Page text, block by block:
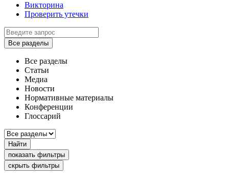
Викторина
Проверить утечки
Все разделы
Все разделы
Статьи
Медиа
Новости
Нормативные материалы
Конференции
Глоссарий
Найти
показать фильтры
скрыть фильтры